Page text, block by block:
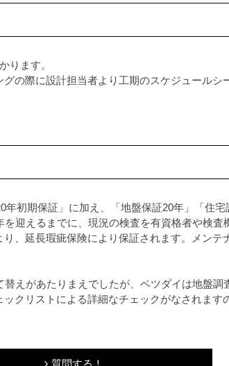
ります。
の際に設計担当者より工期のスケジュール
初期保証」に加え、「地盤保証20年」「住宅
迎えるまでに、現況の検査を有資格者や検
、延長瑕疵保険により保証されます。メン
えがあたりまえでしたが、ベツダイは地盤
クリストによる詳細なチェックがなされます
質問する！